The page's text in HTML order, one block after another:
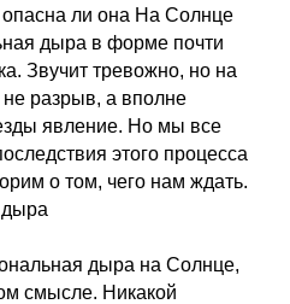
ли она На Солнце
дыра в форме почти
Звучит тревожно, но на
разрыв, а вполне
явление. Но мы все
этого процесса
о том, чего нам ждать.
дыра
дыра на Солнце,
смысле. Никакой